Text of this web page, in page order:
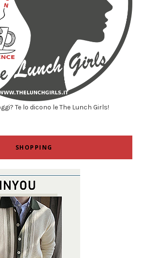
Te lo dicono le The Lunch Girls!
SHOPPING